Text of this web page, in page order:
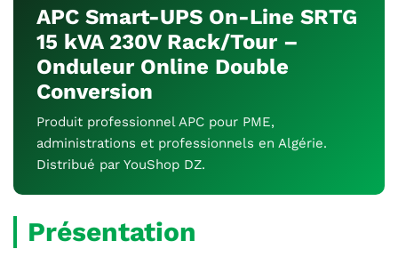
APC Smart-UPS On-Line SRTG
15 kVA 230V Rack/Tour –
Onduleur Online Double
Conversion
Produit professionnel APC pour PME,
administrations et professionnels en Algérie.
Distribué par YouShop DZ.
Présentation